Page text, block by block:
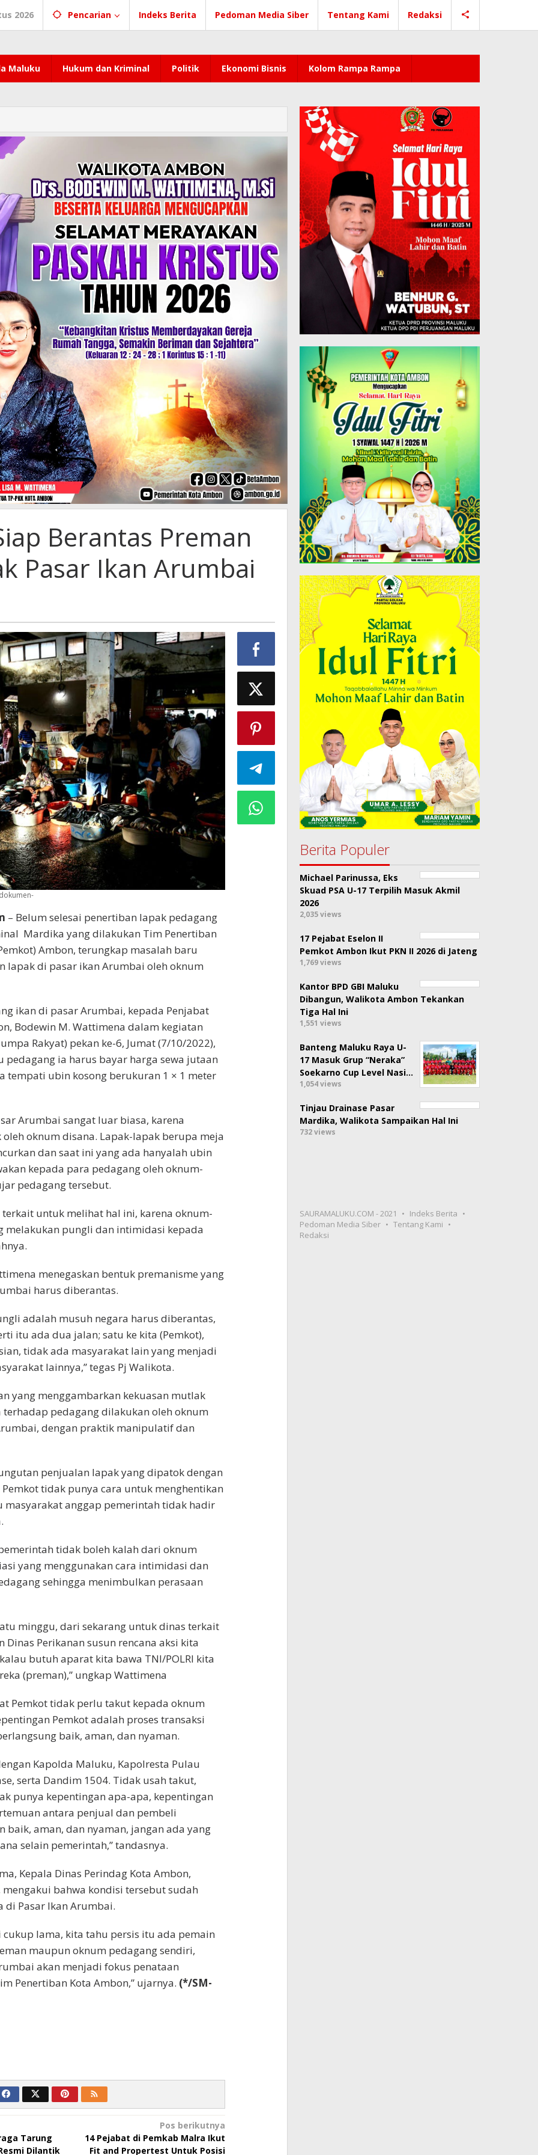
2026 Pencarian Indeks Berita Pedoman Media Siber Tentang Kami Redaksi
Maluku Hukum dan Kriminal Politik Ekonomi Bisnis Kolom Rampa Rampa
Berantas Preman
Pasar Ikan Arumbai
– Belum selesai penertiban lapak pedagang
Mardika yang dilakukan Tim Penertiban
Ambon, terungkap masalah baru
lapak di pasar ikan Arumbai oleh oknum
ikan di pasar Arumbai, kepada Penjabat
Bodewin M. Wattimena dalam kegiatan
Rakyat) pekan ke-6, Jumat (7/10/2022),
pedagang ia harus bayar harga sewa jutaan
tempati ubin kosong berukuran 1 × 1 meter
Arumbai sangat luar biasa, karena
oknum disana. Lapak-lapak berupa meja
dan saat ini yang ada hanyalah ubin
kepada para pedagang oleh oknum-
pedagang tersebut.
terkait untuk melihat hal ini, karena oknum-
melakukan pungli dan intimidasi kepada
menegaskan bentuk premanisme yang
harus diberantas.
adalah musuh negara harus diberantas,
itu ada dua jalan; satu ke kita (Pemkot),
tidak ada masyarakat lain yang menjadi
lainnya,” tegas Pj Walikota.
yang menggambarkan kekuasan mutlak
terhadap pedagang dilakukan oleh oknum
dengan praktik manipulatif dan
penjualan lapak yang dipatok dengan
tidak punya cara untuk menghentikan
masyarakat anggap pemerintah tidak hadir
tidak boleh kalah dari oknum
yang menggunakan cara intimidasi dan
sehingga menimbulkan perasaan
minggu, dari sekarang untuk dinas terkait
Dinas Perikanan susun rencana aksi kita
butuh aparat kita bawa TNI/POLRI kita
(preman),” ungkap Wattimena
Pemkot tidak perlu takut kepada oknum
Pemkot adalah proses transaksi
baik, aman, dan nyaman.
Kapolda Maluku, Kapolresta Pulau
serta Dandim 1504. Tidak usah takut,
punya kepentingan apa-apa, kepentingan
antara penjual dan pembeli
baik, aman, dan nyaman, jangan ada yang
selain pemerintah,” tandasnya.
Kepala Dinas Perindag Kota Ambon,
bahwa kondisi tersebut sudah
Pasar Ikan Arumbai.
cukup lama, kita tahu persis itu ada pemain
maupun oknum pedagang sendiri,
akan menjadi fokus penataan
Penertiban Kota Ambon,” ujarnya. (*/SM-
Tarung
Dilantik
Pos berikutnya
14 Pejabat di Pemkab Malra Ikut
Fit and Propertest Untuk Posisi
Berita Populer
Michael Parinussa, Eks
Skuad PSA U-17 Terpilih Masuk Akmil
2026
2,035 views
17 Pejabat Eselon II
Pemkot Ambon Ikut PKN II 2026 di Jateng
1,769 views
Kantor BPD GBI Maluku
Dibangun, Walikota Ambon Tekankan
Tiga Hal Ini
1,551 views
Banteng Maluku Raya U-
17 Masuk Grup “Neraka”
Soekarno Cup Level Nasi…
1,054 views
Tinjau Drainase Pasar
Mardika, Walikota Sampaikan Hal Ini
732 views
SAURAMALUKU.COM - 2021
Indeks Berita
Pedoman Media Siber
Tentang Kami
Redaksi